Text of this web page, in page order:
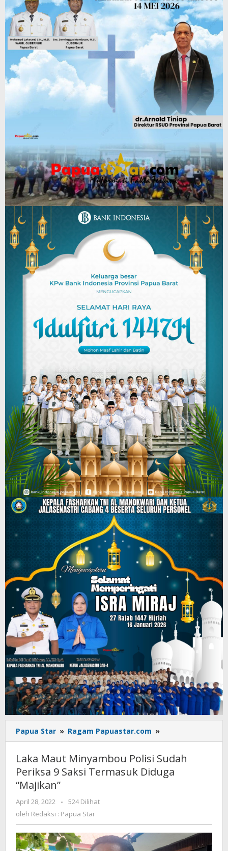
Papua Star » Ragam Papuastar.com »
Maut
Polisi
Sudah
Diduga
"Majikan"
Laka Maut Minyambou Polisi Sudah
Periksa 9 Saksi Termasuk Diduga
“Majikan”
April 28, 2022
oleh
Redaksi
Star
-
524 Dilihat
oleh Redaksi : Papua Star